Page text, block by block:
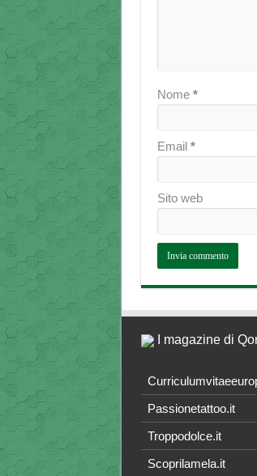
Nome *
Email *
Sito web
I magazine di
Passionetattoo.it
Troppodolce.it
Scoprilamela.it